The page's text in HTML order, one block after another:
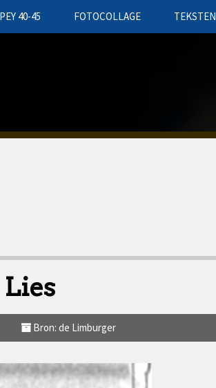
40-45 FOTOCOLLAGE TEKSTEN
Bron: de Limburger